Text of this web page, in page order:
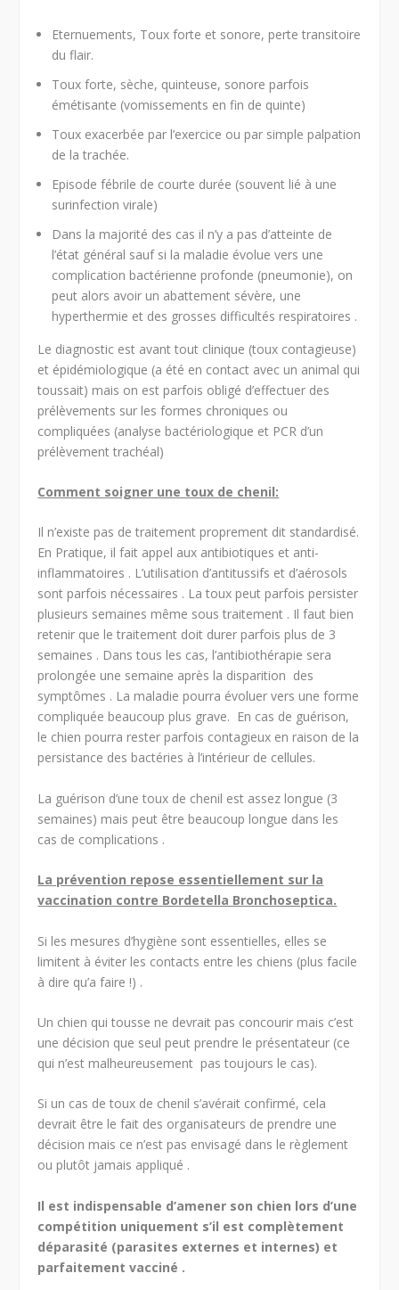
Eternuements, Toux forte et sonore, perte transitoire
du flair.
Toux forte, sèche, quinteuse, sonore parfois
émétisante (vomissements en fin de quinte)
Toux exacerbée par l’exercice ou par simple palpation
de la trachée.
Episode fébrile de courte durée (souvent lié à une
surinfection virale)
Dans la majorité des cas il n’y a pas d’atteinte de
l’état général sauf si la maladie évolue vers une
complication bactérienne profonde (pneumonie), on
peut alors avoir un abattement sévère, une
hyperthermie et des grosses difficultés respiratoires .
Le diagnostic est avant tout clinique (toux contagieuse)
et épidémiologique (a été en contact avec un animal qui
toussait) mais on est parfois obligé d’effectuer des
prélèvements sur les formes chroniques ou
compliquées (analyse bactériologique et PCR d’un
prélèvement trachéal)
Comment soigner une toux de chenil:
Il n’existe pas de traitement proprement dit standardisé.
En Pratique, il fait appel aux antibiotiques et anti-
inflammatoires . L’utilisation d’antitussifs et d’aérosols
sont parfois nécessaires . La toux peut parfois persister
plusieurs semaines même sous traitement . Il faut bien
retenir que le traitement doit durer parfois plus de 3
semaines . Dans tous les cas, l’antibiothérapie sera
prolongée une semaine après la disparition des
symptômes . La maladie pourra évoluer vers une forme
compliquée beaucoup plus grave. En cas de guérison,
le chien pourra rester parfois contagieux en raison de la
persistance des bactéries à l’intérieur de cellules.
La guérison d’une toux de chenil est assez longue (3
semaines) mais peut être beaucoup longue dans les
cas de complications .
La prévention repose essentiellement sur la
vaccination contre Bordetella Bronchoseptica.
Si les mesures d’hygiène sont essentielles, elles se
limitent à éviter les contacts entre les chiens (plus facile
à dire qu’a faire !) .
Un chien qui tousse ne devrait pas concourir mais c’est
une décision que seul peut prendre le présentateur (ce
qui n’est malheureusement pas toujours le cas).
Si un cas de toux de chenil s’avérait confirmé, cela
devrait être le fait des organisateurs de prendre une
décision mais ce n’est pas envisagé dans le règlement
ou plutôt jamais appliqué .
Il est indispensable d’amener son chien lors d’une
compétition uniquement s’il est complètement
déparasité (parasites externes et internes) et
parfaitement vacciné .